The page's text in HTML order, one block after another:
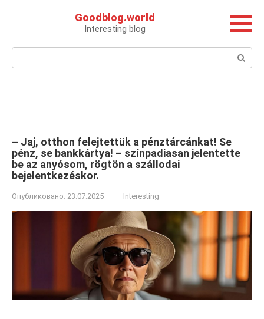
Goodblog.world
Interesting blog
Поиск:
– Jaj, otthon felejtettük a pénztárcánkat! Se
pénz, se bankkártya! – színpadiasan jelentette
be az anyósom, rögtön a szállodai
bejelentkezéskor.
Опубликовано: 23.07.2025 Interesting